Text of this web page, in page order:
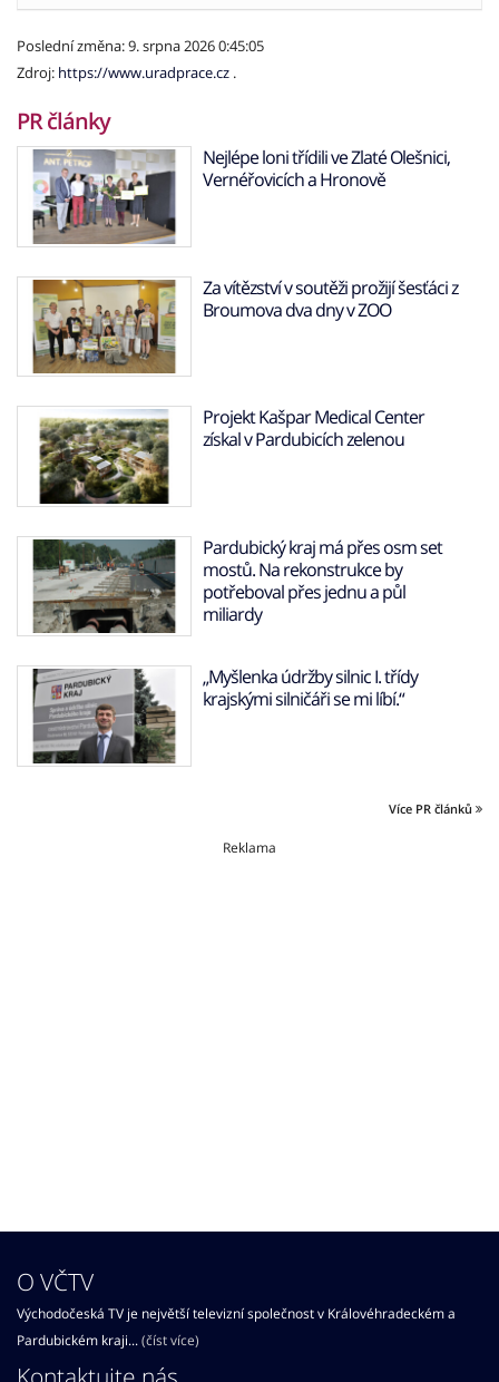
Poslední změna: 9. srpna 2026 0:45:05
Zdroj: https://www.uradprace.cz .
PR články
Nejlépe loni třídili ve Zlaté Olešnici,
Vernéřovicích a Hronově
Za vítězství v soutěži prožijí šesťáci z
Broumova dva dny v ZOO
Projekt Kašpar Medical Center
získal v Pardubicích zelenou
Pardubický kraj má přes osm set
mostů. Na rekonstrukce by
potřeboval přes jednu a půl
miliardy
„Myšlenka údržby silnic I. třídy
krajskými silničáři se mi líbí.“
Více PR článků
Reklama
O VČTV
Východočeská TV je největší televizní společnost v Královéhradeckém a
Pardubickém kraji... (číst více)